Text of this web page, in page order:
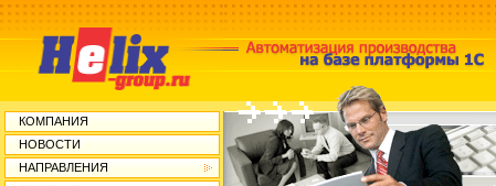
КОМПАНИЯ
НОВОСТИ
НАПРАВЛЕНИЯ